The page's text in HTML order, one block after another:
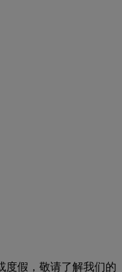
度假，敬请了解我们的